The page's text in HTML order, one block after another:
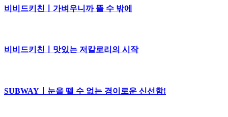
비비드키친ㅣ가벼우니까 뜰 수 밖에
비비드키친ㅣ맛있는 저칼로리의 시작
SUBWAYㅣ눈을 뗄 수 없는 경이로운 신선함!